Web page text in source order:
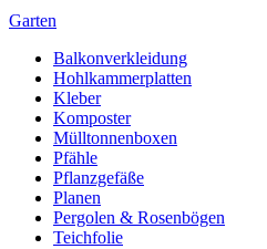
Garten
Balkonverkleidung
Hohlkammerplatten
Kleber
Komposter
Mülltonnenboxen
Pfähle
Pflanzgefäße
Planen
Pergolen & Rosenbögen
Teichfolie